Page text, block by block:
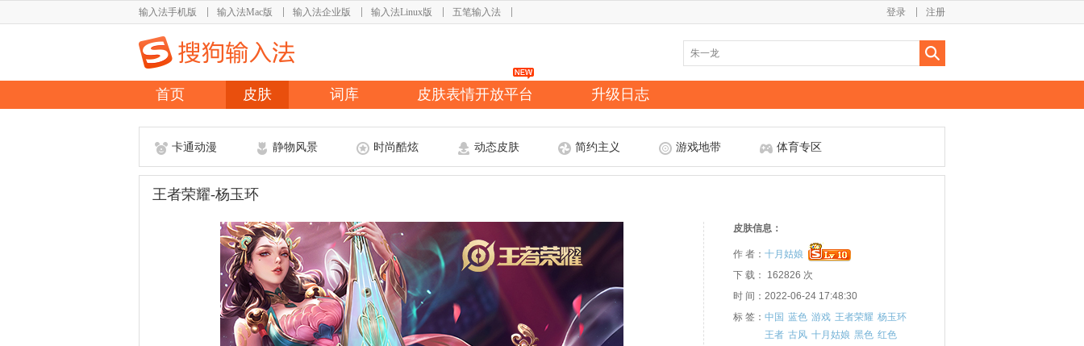
输入法手机版 输入法Mac版 输入法企业版 输入法Linux版 五笔输入法 注册
登录
首页 皮肤 词库 皮肤表情开放平台 升级日志
卡通动漫 静物风景 时尚酷炫 动态皮肤 简约主义 游戏地带 体育专区
王者荣耀-杨玉环
皮肤信息：
作 者： 十月姑娘
下 载： 162826 次
时 间：2022-06-24 17:48:30
标 签： 中国 蓝色 游戏 王者荣耀 杨玉环
王者 古风 十月姑娘 黑色 红色